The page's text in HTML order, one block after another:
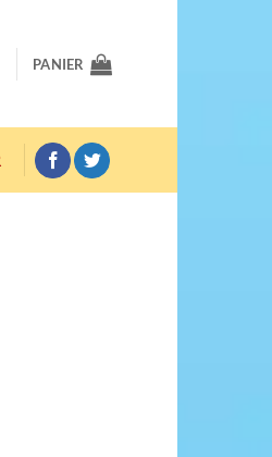
PANIER